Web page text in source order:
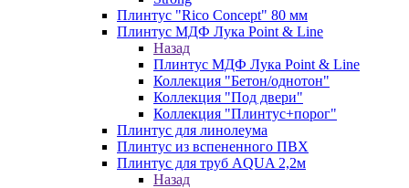
Плинтус "Rico Concept" 80 мм
Плинтус МДФ Лука Point & Line
Назад
Плинтус МДФ Лука Point & Line
Коллекция "Бетон/однотон"
Коллекция "Под двери"
Коллекция "Плинтус+порог"
Плинтус для линолеума
Плинтус из вспененного ПВХ
Плинтус для труб AQUA 2,2м
Назад